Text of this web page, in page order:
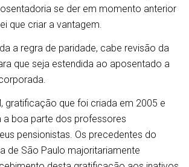
se der em momento anterior
que criar a vantagem.
a regra de paridade, cabe revisão da
que seja estendida ao aposentado a
gratificação que foi criada em 2005 e
a boa parte dos professores
pensionistas. Os precedentes do
de São Paulo majoritariamente